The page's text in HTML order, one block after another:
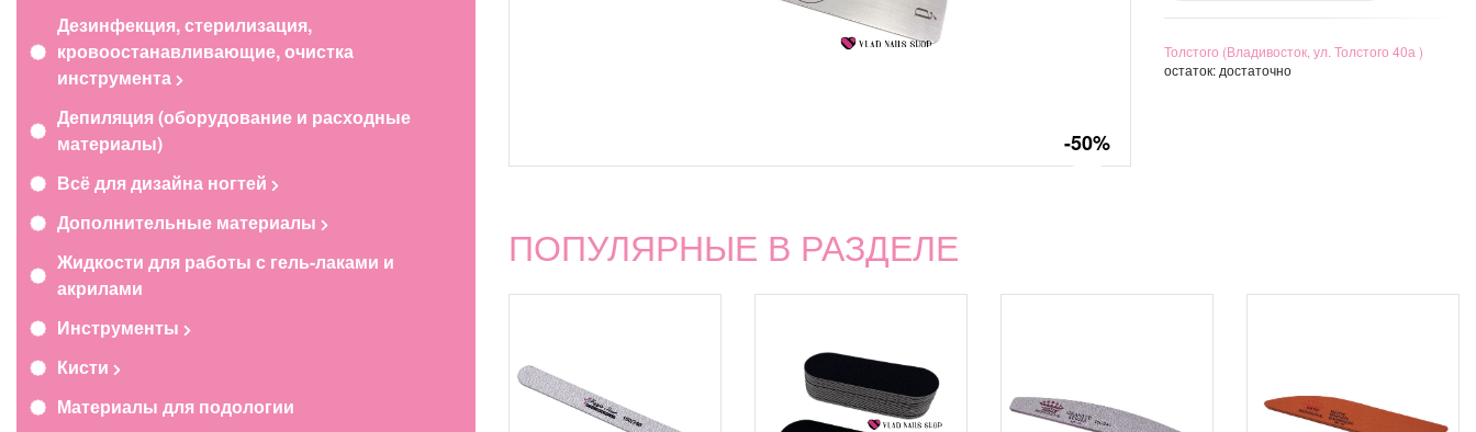
Дезинфекция, стерилизация,
кровоостанавливающие, очистка
инструмента
Депиляция (оборудование и расходные
материалы)
Всё для дизайна ногтей
Дополнительные материалы
Жидкости для работы с гель-лаками и
акрилами
Инструменты
Кисти
Материалы для подологии
-50%
Толстого (Владивосток, ул. Толстого 40а )
остаток:достаточно
ПОПУЛЯРНЫЕ В РАЗДЕЛЕ